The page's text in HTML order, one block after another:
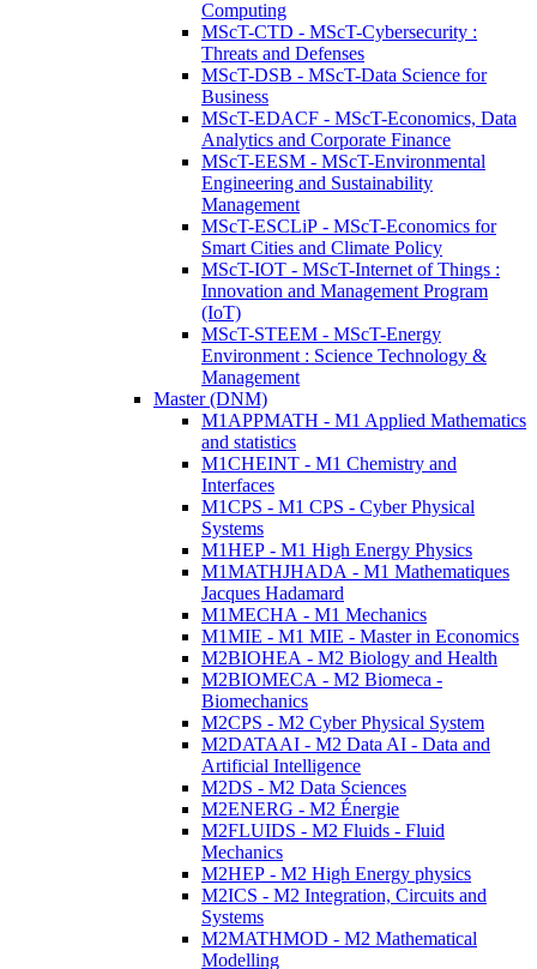
Computing
MScT-CTD - MScT-Cybersecurity :
Threats and Defenses
MScT-DSB - MScT-Data Science for
Business
MScT-EDACF - MScT-Economics, Data
Analytics and Corporate Finance
MScT-EESM - MScT-Environmental
Engineering and Sustainability
Management
MScT-ESCLiP - MScT-Economics for
Smart Cities and Climate Policy
MScT-IOT - MScT-Internet of Things :
Innovation and Management Program
(IoT)
MScT-STEEM - MScT-Energy
Environment : Science Technology &
Management
Master (DNM)
M1APPMATH - M1 Applied Mathematics
and statistics
M1CHEINT - M1 Chemistry and
Interfaces
M1CPS - M1 CPS - Cyber Physical
Systems
M1HEP - M1 High Energy Physics
M1MATHJHADA - M1 Mathematiques
Jacques Hadamard
M1MECHA - M1 Mechanics
M1MIE - M1 MIE - Master in Economics
M2BIOHEA - M2 Biology and Health
M2BIOMECA - M2 Biomeca -
Biomechanics
M2CPS - M2 Cyber Physical System
M2DATAAI - M2 Data AI - Data and
Artificial Intelligence
M2DS - M2 Data Sciences
M2ENERG - M2 Énergie
M2FLUIDS - M2 Fluids - Fluid
Mechanics
M2HEP - M2 High Energy physics
M2ICS - M2 Integration, Circuits and
Systems
M2MATHMOD - M2 Mathematical
Modelling